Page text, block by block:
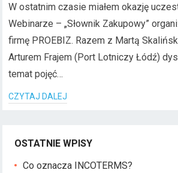
W ostatnim czasie miałem okazję
Webinarze – „Słownik Zakupowy”
firmę PROEBIZ. Razem z Martą
Arturem Frajem (Port Lotniczy Łódź)
temat pojęć…
CZYTAJ DALEJ
OSTATNIE WPISY
Co oznacza INCOTERMS?